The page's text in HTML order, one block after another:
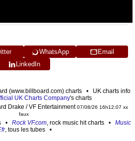
WhatsApp
Email
LinkedIn
(www.billboard.com) charts • UK charts info
UK Charts Company's charts
Drake / VF Entertainment07/08/26 16h12:07 xx
faux
• Rock VF.com, rock music hit charts • Music
, tous les tubes •